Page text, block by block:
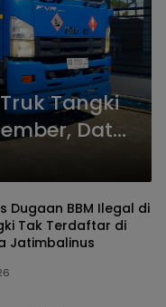
Tangki
Data
Fisik Biru
Dugaan BBM Ilegal di
Tak Terdaftar di
Jatimbalinus